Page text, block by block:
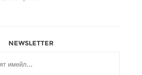
NEWSLETTER